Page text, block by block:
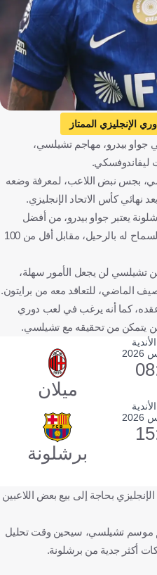
الإنجليزي الممتاز
جواو بيدرو إسبانيا
إنجلترا
جواو بيدرو، مهاجم تشيلسي،
ليفاندوفسكي.
بجس نبض اللاعب، لمعرفة وضعه
نهائي كأس الاتحاد الإنجليزي.
يعتبر جواو بيدرو، من أفضل
عناصره الحالية، وسيكون من الصعب السماح له بالرحيل، مقابل أقل من 100
تشيلسي لن يجعل الأمور سهلة،
كما أنه يرغب في لعب دوري
لن يتمكن من تحقيقه مع تشيلسي.
ميلان
برشلونة
بحاجة إلى بيع بعض اللاعبين
موسم تشيلسي، سيحين وقت تحليل
أكثر جدية من برشلونة.